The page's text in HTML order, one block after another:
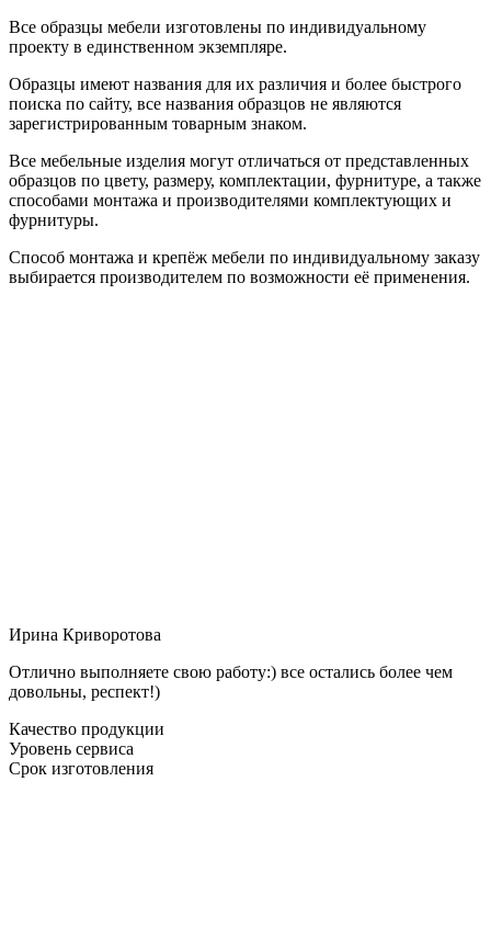
Все образцы мебели изготовлены по индивидуальному
проекту в единственном экземпляре.
Образцы имеют названия для их различия и более быстрого
поиска по сайту, все названия образцов не являются
зарегистрированным товарным знаком.
Все мебельные изделия могут отличаться от представленных
образцов по цвету, размеру, комплектации, фурнитуре, а также
способами монтажа и производителями комплектующих и
фурнитуры.
Способ монтажа и крепёж мебели по индивидуальному заказу
выбирается производителем по возможности её применения.
Ирина Криворотова
Отлично выполняете свою работу:) все остались более чем
довольны, респект!)
Качество продукции
Уровень сервиса
Срок изготовления